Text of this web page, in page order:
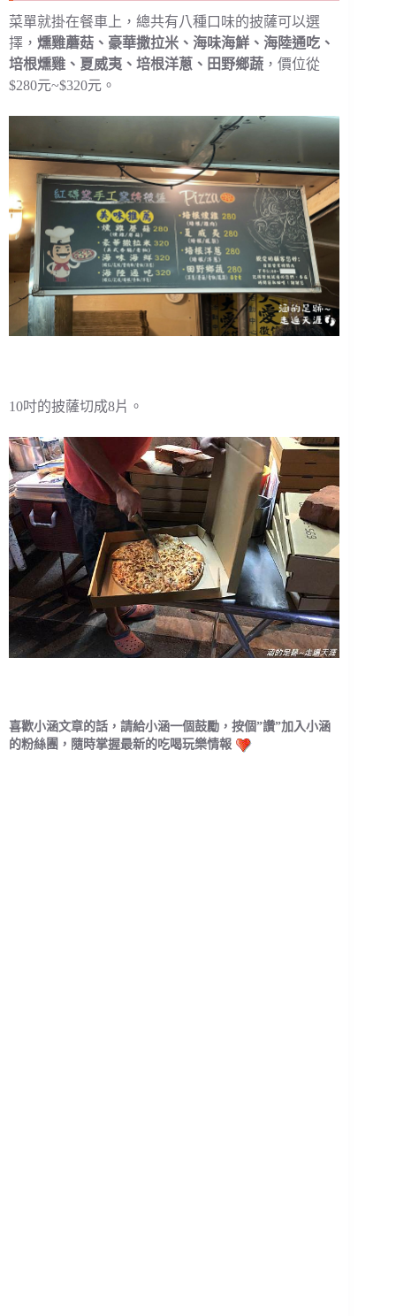
菜單就掛在餐車上，總共有八種口味的披薩可以選
擇， 燻雞蘑菇、豪華撒拉米、海味海鮮、海陸通吃、
培根燻雞、夏威夷、培根洋蔥、田野鄉蔬 ，價位從
$280元~$320元。
10吋的披薩切成8片。
喜歡小涵文章的話，請給小涵一個鼓勵，按個”讚”加入小涵
的粉絲團，隨時掌握最新的吃喝玩樂情報